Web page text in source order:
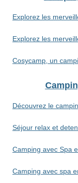
Explorez les
Explorez les
Cosycamp, un
Découvrez le
Séjour relax et
Camping avec Spa
Camping avec spa